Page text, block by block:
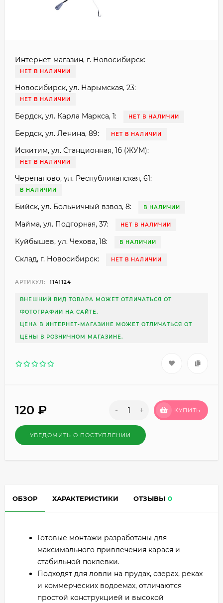
Интернет-магазин, г. Новосибирск:
НЕТ В НАЛИЧИИ
Новосибирск, ул. Нарымская, 23:
НЕТ В НАЛИЧИИ
Бердск, ул. Карла Маркса, 1: НЕТ В НАЛИЧИИ
Бердск, ул. Ленина, 89: НЕТ В НАЛИЧИИ
Искитим, ул. Станционная, 1б (ЖУМ):
НЕТ В НАЛИЧИИ
Черепаново, ул. Республиканская, 61:
В НАЛИЧИИ
Бийск, ул. Больничный взвоз, 8: В НАЛИЧИИ
Майма, ул. Подгорная, 37: НЕТ В НАЛИЧИИ
Куйбышев, ул. Чехова, 18: В НАЛИЧИИ
Склад, г. Новосибирск: НЕТ В НАЛИЧИИ
АРТИКУЛ: 1141124
ВНЕШНИЙ ВИД ТОВАРА МОЖЕТ ОТЛИЧАТЬСЯ ОТ
ФОТОГРАФИИ НА САЙТЕ.
ЦЕНА В ИНТЕРНЕТ-МАГАЗИНЕ МОЖЕТ ОТЛИЧАТЬСЯ ОТ
ЦЕНЫ В РОЗНИЧНОМ МАГАЗИНЕ.
120 ₽ - + КУПИТЬ
УВЕДОМИТЬ О ПОСТУПЛЕНИИ
ОБЗОР ХАРАКТЕРИСТИКИ ОТЗЫВЫ 0
Готовые монтажи разработаны для
максимального привлечения карася и
стабильной поклевки.
Подходят для ловли на прудах, озерах, реках
и коммерческих водоемах, отличаются
простой конструкцией и высокой